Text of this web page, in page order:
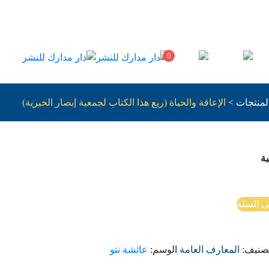
0
المنتجات > الإعاقة والحياة (ريع هذا الكتاب لجمعية إبصار الخيرية)
السلة
المعارف العامة الوسم: عائشة نتو